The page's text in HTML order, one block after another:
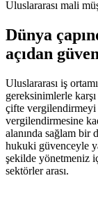
Uluslararası mali
Dünya
açıdan
Uluslararası iş
gereksinimlerle
çifte vergilendirmeyi
vergilendirmesine
alanında sağlam bir
hukuki güvenceyle
şekilde yönetmeniz
sektörler arası.